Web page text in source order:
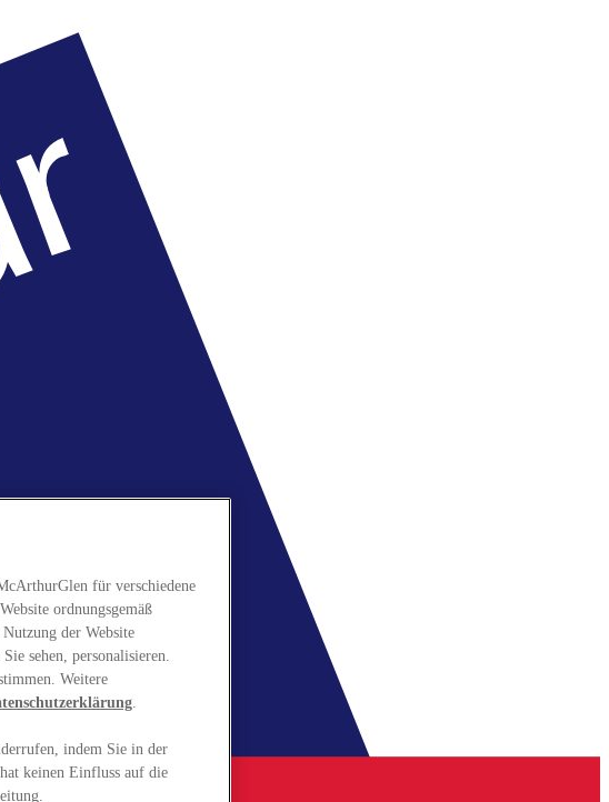
für verschiedene
ordnungsgemäß
der Website
sehen, personalisieren.
Weitere
.
indem Sie in der
keinen Einfluss auf die